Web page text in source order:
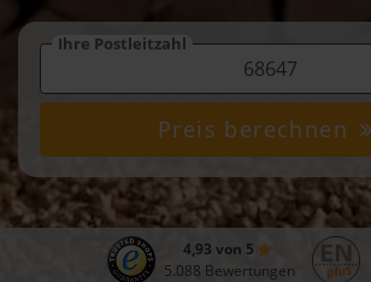
Ihre Postleitzahl
Preis berechnen
4,93 von 5
5.088 Bewertungen